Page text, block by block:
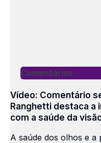
Comentários
Vídeo: Comentário
Ranghetti destaca a
com a saúde da
A saúde dos olhos e a